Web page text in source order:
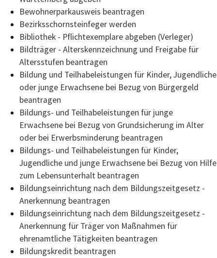
Bewohnerparkausweis beantragen
Bezirksschornsteinfeger werden
Bibliothek - Pflichtexemplare abgeben (Verleger)
Bildträger - Alterskennzeichnung und Freigabe für
Altersstufen beantragen
Bildung und Teilhabeleistungen für Kinder, Jugendliche
oder junge Erwachsene bei Bezug von Bürgergeld
beantragen
Bildungs- und Teilhabeleistungen für junge
Erwachsene bei Bezug von Grundsicherung im Alter
oder bei Erwerbsminderung beantragen
Bildungs- und Teilhabeleistungen für Kinder,
Jugendliche und junge Erwachsene bei Bezug von Hilfe
zum Lebensunterhalt beantragen
Bildungseinrichtung nach dem Bildungszeitgesetz -
Anerkennung beantragen
Bildungseinrichtung nach dem Bildungszeitgesetz -
Anerkennung für Träger von Maßnahmen für
ehrenamtliche Tätigkeiten beantragen
Bildungskredit beantragen